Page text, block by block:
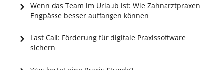
Wenn das Team im Urlaub ist: Wie Zahnarztpraxen
Engpässe besser auffangen können
Last Call: Förderung für digitale Praxissoftware
sichern